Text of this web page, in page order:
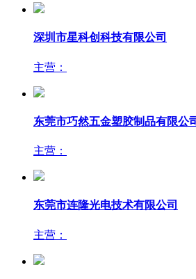
深圳市星科创科技有限公司
主营：
东莞市巧然五金塑胶制品有限公
主营：
东莞市连隆光电技术有限公司
主营：